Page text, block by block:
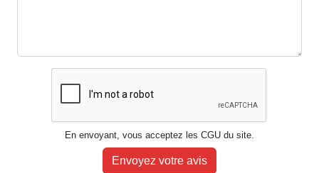
En envoyant, vous acceptez les CGU du site.
Envoyez votre avis